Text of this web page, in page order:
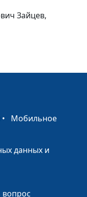
Зайцев,
Зайцев,
Зайцев,
• Мобильное
данных и
вопрос